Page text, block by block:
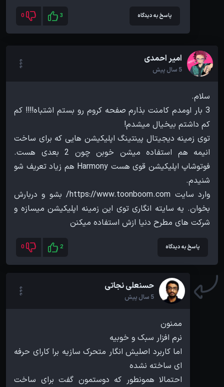
پاسخ به دیدگاه 3
0
امیر احمدی
5 سال پیش
3 بار اومدم کامنت بذارم صفحه کروم رو بستم اشتباه!!!! کم
توی زمینه دیجیتال پینتینگ اپلیکیشن هایی که برای ساخت
انیمه هم استفاده میشن خوبن چون 2 بعدی هست.
فوتوشاپ اپلیکیشن قوی هست Harmony هم زیاد تعریف شو
وارد سایت https://www.toonboom.com/ بشو و دربارش
بخوان. یه سایته انگاری توی این زمینه اپلیکیشن میسازه و
شرکت های مطرح دنیا ازش استفاده میکنن
پاسخ به دیدگاه 2
0
حسنعلی نجاتی
5 سال پیش
اما کاربرد اصلیش انگار متحرک سازیه برا کارای حرفه
احتمالا همونطور که دوستمون گفت برای ساخت